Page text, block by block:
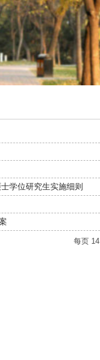
学位研究生实施细则
每页 14